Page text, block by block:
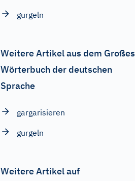
gurgeln
Weitere Artikel aus dem Großes
Wörterbuch der deutschen
Sprache
gargarisieren
gurgeln
Weitere Artikel auf